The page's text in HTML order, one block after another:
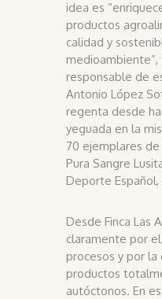
idea es
productos
calidad y
responsable de
Antonio López
regenta desde
yeguada en la
70 ejemplares de
Pura Sangre
Deporte
Desde Finca Las
claramente por
procesos y por la
productos
autóctonos. En